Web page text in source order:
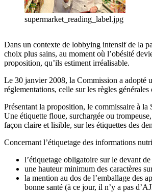
supermarket_reading_label.jpg
Dans un contexte de lobbying intensif de la
choix plus sains, au moment où l’obésité
proposition, qu’ils estiment irréalisable.
Le 30 janvier 2008, la Commission a adopté
réglementations, celle sur les règles
Présentant la proposition, le commissaire à
Une étiquette floue, surchargée ou
façon claire et lisible, sur les étiquettes des
Concernant l’étiquetage des informations
l’étiquetage obligatoire sur le devant
une hauteur minimum des caractères
la mention au dos de l’emballage des
bonne santé (à ce jour, il n’y a pas